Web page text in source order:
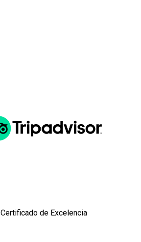
Certificado de Excelencia